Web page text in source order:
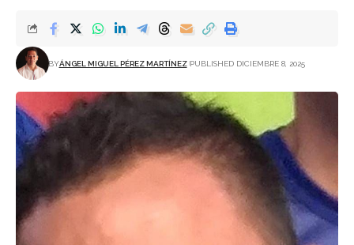
BYÁNGEL MIGUEL PÉREZ MARTÍNEZ PUBLISHED DICIEMBRE 8, 2025